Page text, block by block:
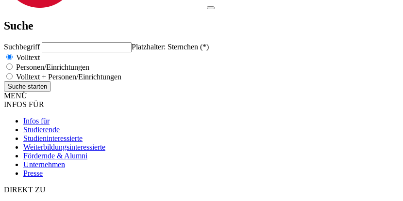
Suche
Suchbegriff
Platzhalter: Sternchen (*)
Volltext
Personen/Einrichtungen
Volltext + Personen/Einrichtungen
MENÜ
INFOS FÜR
Infos für
Studierende
Studieninteressierte
Weiterbildungsinteressierte
Fördernde & Alumni
Unternehmen
Presse
DIREKT ZU